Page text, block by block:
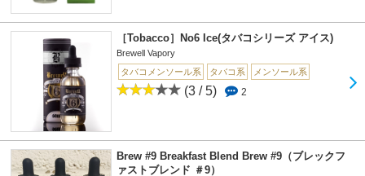
［Tobacco］No6 Ice(タバコシリーズ アイス)
Brewell Vapory
タバコメンソール系
タバコ系 メンソール系
(3 / 5) 2
Brew #9 Breakfast Blend Brew #9（ブレックフ
ァストブレンド ＃9）